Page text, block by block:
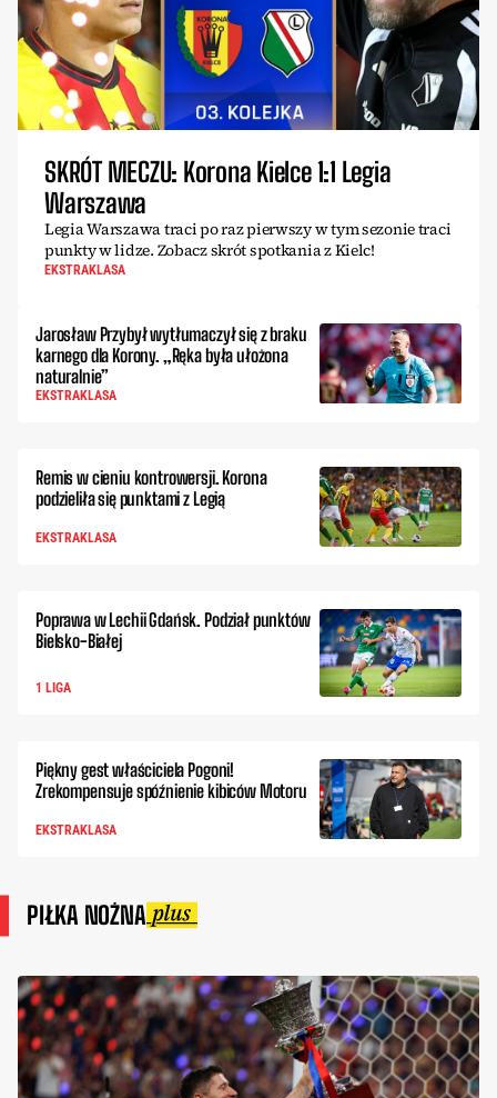
SKRÓT MECZU: Korona Kielce 1:1 Legia
Warszawa
Legia Warszawa traci po raz pierwszy w tym sezonie traci
punkty w lidze. Zobacz skrót spotkania z Kielc!
EKSTRAKLASA
Jarosław Przybył wytłumaczył się z braku
karnego dla Korony. „Ręka była ułożona
naturalnie”
EKSTRAKLASA
Remis w cieniu kontrowersji. Korona
podzieliła się punktami z Legią
EKSTRAKLASA
Poprawa w Lechii Gdańsk. Podział punktów
Bielsko-Białej
1 LIGA
Piękny gest właściciela Pogoni!
Zrekompensuje spóźnienie kibiców Motoru
EKSTRAKLASA
PIŁKA NOŻNA